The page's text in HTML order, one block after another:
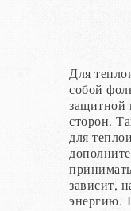
Для
собой
защитной
сторон.
для
зависит,
энергию.